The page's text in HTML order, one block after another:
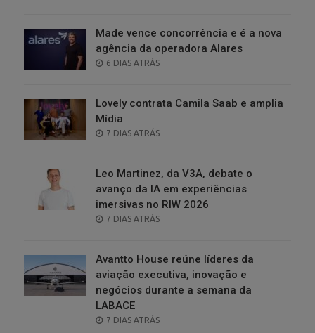
Made vence concorrência e é a nova
agência da operadora Alares
POSTED
6 DIAS ATRÁS
Lovely contrata Camila Saab e amplia
Mídia
POSTED
7 DIAS ATRÁS
Leo Martinez, da V3A, debate o
avanço da IA em experiências
imersivas no RIW 2026
POSTED
7 DIAS ATRÁS
Avantto House reúne líderes da
aviação executiva, inovação e
negócios durante a semana da
LABACE
POSTED
7 DIAS ATRÁS